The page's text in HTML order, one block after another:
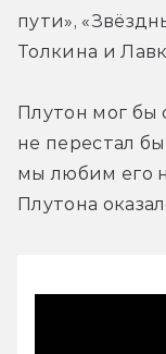
пути»,
Толкина и
Плутон мог бы
не перестал
мы любим его
Плутона